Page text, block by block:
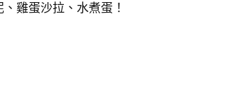
雞蛋沙拉、水煮蛋！